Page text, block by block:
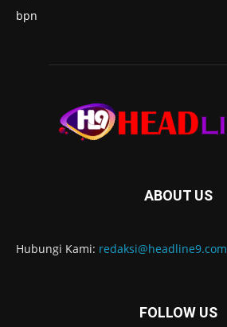
bpn
ABOUT US
Hubungi Kami: redaksi@headline9.com
FOLLOW US